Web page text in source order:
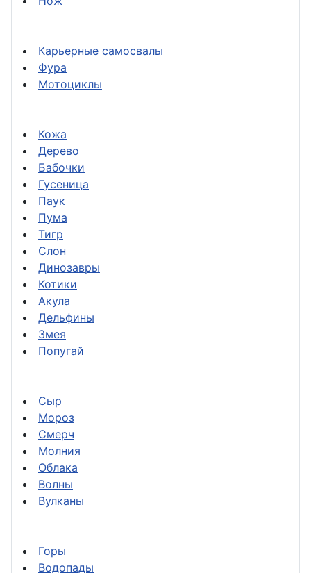
Карьерные самосвалы
Фура
Мотоциклы
Кожа
Дерево
Бабочки
Гусеница
Паук
Пума
Тигр
Слон
Динозавры
Котики
Акула
Дельфины
Змея
Попугай
Сыр
Мороз
Смерч
Молния
Облака
Волны
Вулканы
Горы
Водопады